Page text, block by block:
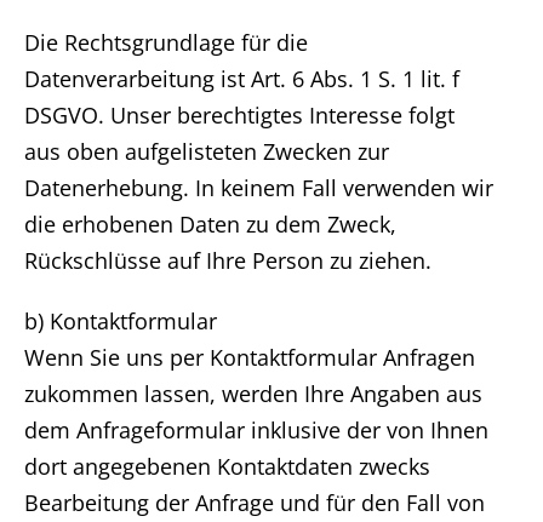
Die Rechtsgrundlage für die
Datenverarbeitung ist Art. 6 Abs. 1 S. 1 lit. f
DSGVO. Unser berechtigtes Interesse folgt
aus oben aufgelisteten Zwecken zur
Datenerhebung. In keinem Fall verwenden wir
die erhobenen Daten zu dem Zweck,
Rückschlüsse auf Ihre Person zu ziehen.
b) Kontaktformular
Wenn Sie uns per Kontaktformular Anfragen
zukommen lassen, werden Ihre Angaben aus
dem Anfrageformular inklusive der von Ihnen
dort angegebenen Kontaktdaten zwecks
Bearbeitung der Anfrage und für den Fall von